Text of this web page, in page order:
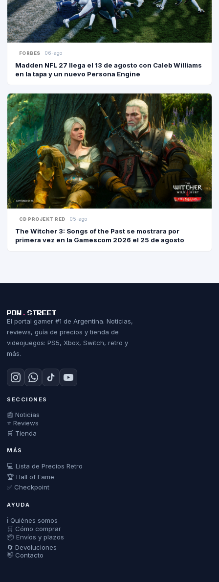
FORBES 06-ago
Madden NFL 27 llega el 13 de agosto con Caleb Williams
en la tapa y un nuevo Persona Engine
CD PROJEKT RED 05-ago
The Witcher 3: Songs of the Past se mostrara por
primera vez en la Gamescom 2026 el 25 de agosto
POW . STREET
El portal gamer #1 de Argentina. Noticias,
reviews, guía de precios y tienda de
videojuegos: PS5, Xbox, Switch, retro y
más.
SECCIONES
📰 Noticias
⭐ Reviews
🛒 Tienda
MÁS
💻 Lista de Precios Retro
🏆 Hall of Fame
✅ Checkpoint
AYUDA
ℹ️ Quiénes somos
🛒 Cómo comprar
📦 Envíos y plazos
🔄 Devoluciones
👋 Contacto